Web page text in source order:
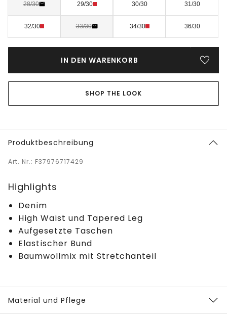
28/30 29/30 30/30 31/30
32/30 33/30 34/30 36/30
IN DEN WARENKORB
SHOP THE LOOK
Produktbeschreibung
Art. Nr.: F37976717429
Highlights
Denim
High Waist und Tapered Leg
Aufgesetzte Taschen
Elastischer Bund
Baumwollmix mit Stretchanteil
Material und Pflege